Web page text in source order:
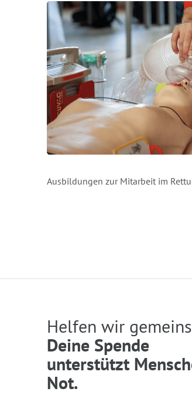
Ausbildungen zur Mitarbeit im
Helfen wir
Deine Spende
unterstützt
Not.